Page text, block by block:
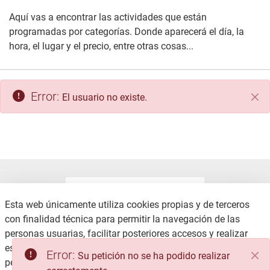
Aquí vas a encontrar las actividades que están
programadas por categorías. Donde aparecerá el día, la
hora, el lugar y el precio, entre otras cosas...
Error: El usuario no existe.
COOKIES
POLÍTICA DE PRIVACIDAD
Esta web únicamente utiliza cookies propias y de terceros
con finalidad técnica para permitir la navegación de las
personas usuarias, facilitar posteriores accesos y realizar
estadísticas de uso, no recabando ni cediendo datos
personales. Consulte la Política de privacidad
Error: Su petición no se ha podido realizar